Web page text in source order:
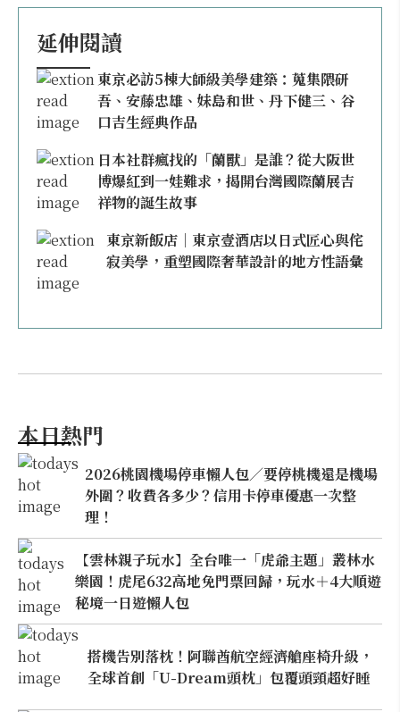
延伸閱讀
東京必訪5棟大師級美學建築：蒐集隈研
吾、安藤忠雄、妹島和世、丹下健三、谷
口吉生經典作品
日本社群瘋找的「蘭獸」是誰？從大阪世
博爆紅到一娃難求，揭開台灣國際蘭展吉
祥物的誕生故事
東京新飯店｜東京壹酒店以日式匠心與侘
寂美學，重塑國際奢華設計的地方性語彙
本日熱門
2026桃園機場停車懶人包／要停桃機還是機場
外圍？收費各多少？信用卡停車優惠一次整
理！
【雲林親子玩水】全台唯一「虎爺主題」叢林水
樂園！虎尾632高地免門票回歸，玩水＋4大順遊
秘境一日遊懶人包
搭機告別落枕！阿聯酋航空經濟艙座椅升級，
全球首創「U-Dream頭枕」包覆頭頸超好睡